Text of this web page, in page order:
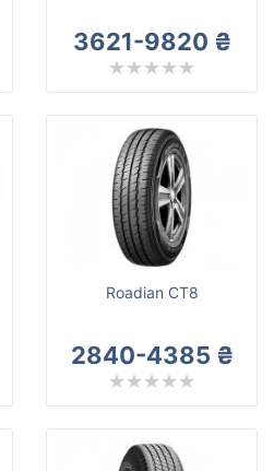
3621-9820 ₴
Roadian CT8
2840-4385 ₴